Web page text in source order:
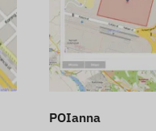
POIanna